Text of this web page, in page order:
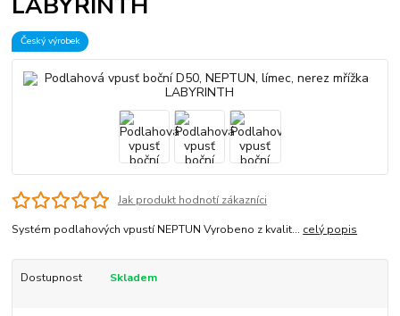
Český výrobek
Jak produkt hodnotí zákazníci
Systém podlahových vpustí NEPTUN Vyrobeno z kvalit... celý popis
Dostupnost Skladem